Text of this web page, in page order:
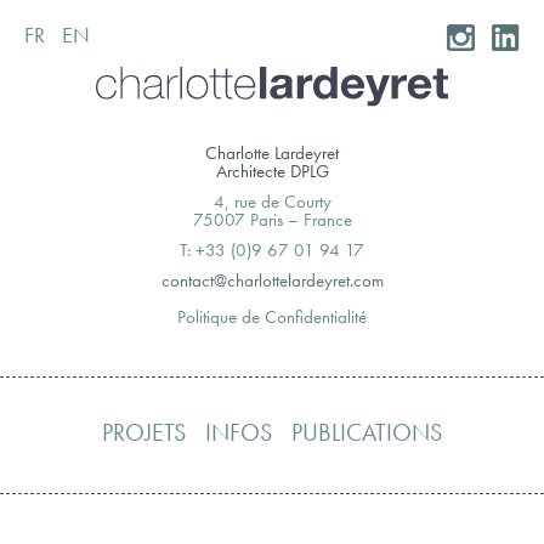
Skip
to
FR EN
Charlotte Lardeyret
Architecte DPLG
4, rue de Courty
75007 Paris – France
T: +33 (0)9 67 01 94 17
moc.teryedralettolrahc@tcatnoc
Politique de Confidentialité
PROJETS INFOS PUBLICATIONS